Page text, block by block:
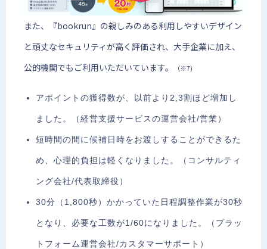
また、『bookrun』の親しみのある利用しやすいデザイン
と頑丈なセキュリティが高く評価され、大手企業に加え、
公的機関でもご利用いただいています。
（※7)
アポイントの獲得数が、以前より2,3割ほど増加し
ました。（経営支援サービスの運営会社/営業）
短時間の間に候補日時をお渡しすることができるた
め、心理的負担は軽くなりました。（コンサルティ
ング会社/代表取締役）
30分（1,800秒）かかっていた日程調整作業が30秒
となり、必要な工数が1/60になりました。（プラッ
トフォーム運営会社/カスタマーサポート）